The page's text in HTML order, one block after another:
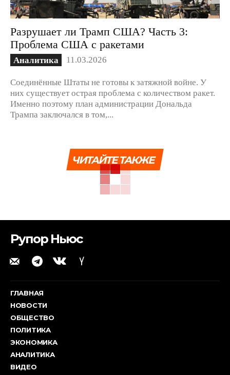
Разрушает ли Трамп США? Часть 3:
Проблема США с ракетами
Аналитика 11.03.2026
Соединённые Штаты не готовы к затяжной войне. У
них существует острая проблема с количеством ракет.
Именно поэтому план администрации Дональда
Трампа заключался в том,...
ЧИТАЙТЕ ТАКЖЕ
Рупор Ньюс
ГЛАВНАЯ
НОВОСТИ
ОБЩЕСТВО
ПОЛИТИКА
ЭКОНОМИКА
АНАЛИТИКА
ВИДЕО